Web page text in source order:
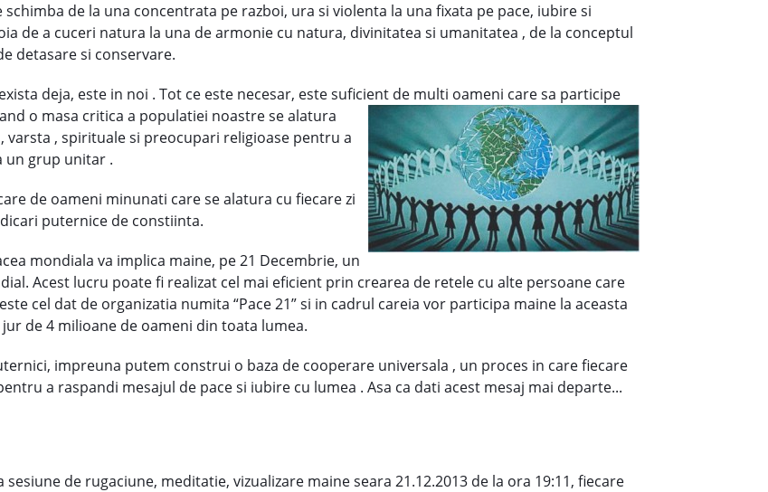
de la una concentrata pe razboi, ura si violenta la una fixata pe pace, iubire si
de a cuceri natura la una de armonie cu natura, divinitatea si umanitatea , de la conceptul
detasare si conservare.
deja, este in noi . Tot ce este necesar, este suficient de multi oameni care sa participe
o masa critica a populatiei noastre se alatura
, spirituale si preocupari religioase pentru a
un grup unitar .
de oameni minunati care se alatura cu fiecare zi
puternice de constiinta.
mondiala va implica maine, pe 21 Decembrie, un
Acest lucru poate fi realizat cel mai eficient prin crearea de retele cu alte persoane care
cel dat de organizatia numita “Pace 21” si in cadrul careia vor participa maine la aceasta
de 4 milioane de oameni din toata lumea.
impreuna putem construi o baza de cooperare universala , un proces in care fiecare
a raspandi mesajul de pace si iubire cu lumea . Asa ca dati acest mesaj mai departe...
de rugaciune, meditatie, vizualizare maine seara 21.12.2013 de la ora 19:11, fiecare